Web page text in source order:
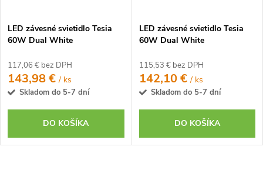
LED závesné svietidlo Tesia
60W Dual White
117,06 € bez DPH
143,98 €/ ks
Skladom do 5-7 dní
DO KOŠÍKA
LED závesné svietidlo Tesia
60W Dual White
115,53 € bez DPH
142,10 €/ ks
Skladom do 5-7 dní
DO KOŠÍKA